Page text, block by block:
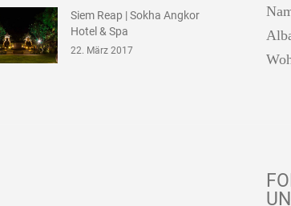
Siem Reap | Sokha Angkor
Hotel & Spa
22. März 2017